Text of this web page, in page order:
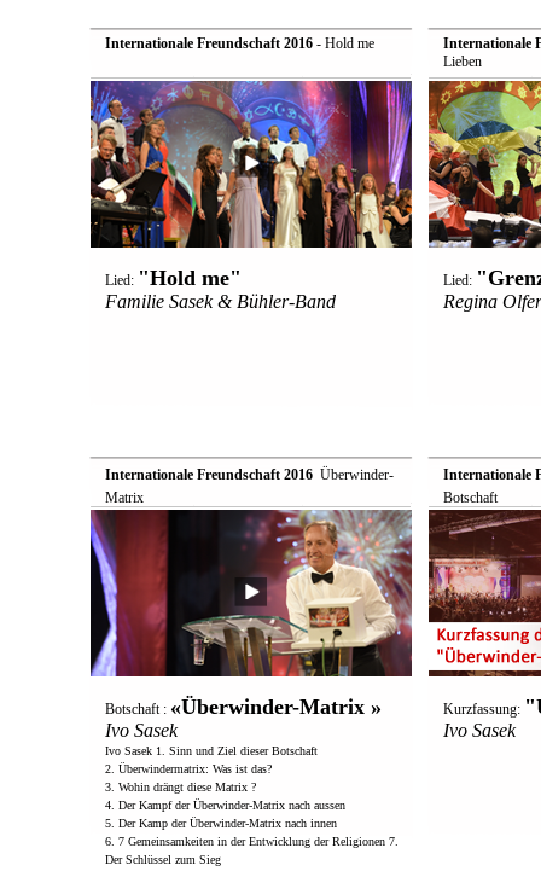
Internationale Freundschaft 2016- Hold me
Lied: "Hold me"
Familie Sasek & Bühler-Band
Internationale
Lieben
Lied:
Regina
Internationale Freundschaft 2016 Überwinder-
Matrix
Botschaft : «Überwinder-Matrix »
Ivo Sasek
Ivo Sasek 1. Sinn und Ziel dieser Botschaft
2. Überwindermatrix: Was ist das?
3. Wohin drängt diese Matrix ?
4. Der Kampf der Überwinder-Matrix nach aussen
5. Der Kamp der Überwinder-Matrix nach innen
6. 7 Gemeinsamkeiten in der Entwicklung der Religionen 7.
Der Schlüssel zum Sieg
Internationale
Botschaft
Kurzfassung:
Ivo Sasek